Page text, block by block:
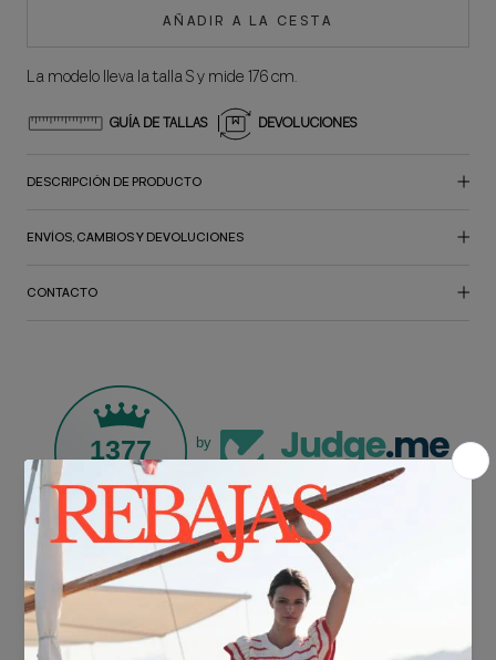
AÑADIR A LA CESTA
La modelo lleva la talla S y mide 176 cm.
GUÍA DE TALLAS DEVOLUCIONES
DESCRIPCIÓN DE PRODUCTO
ENVÍOS, CAMBIOS Y DEVOLUCIONES
CONTACTO
1377 by
ENVÍO GRATIS*